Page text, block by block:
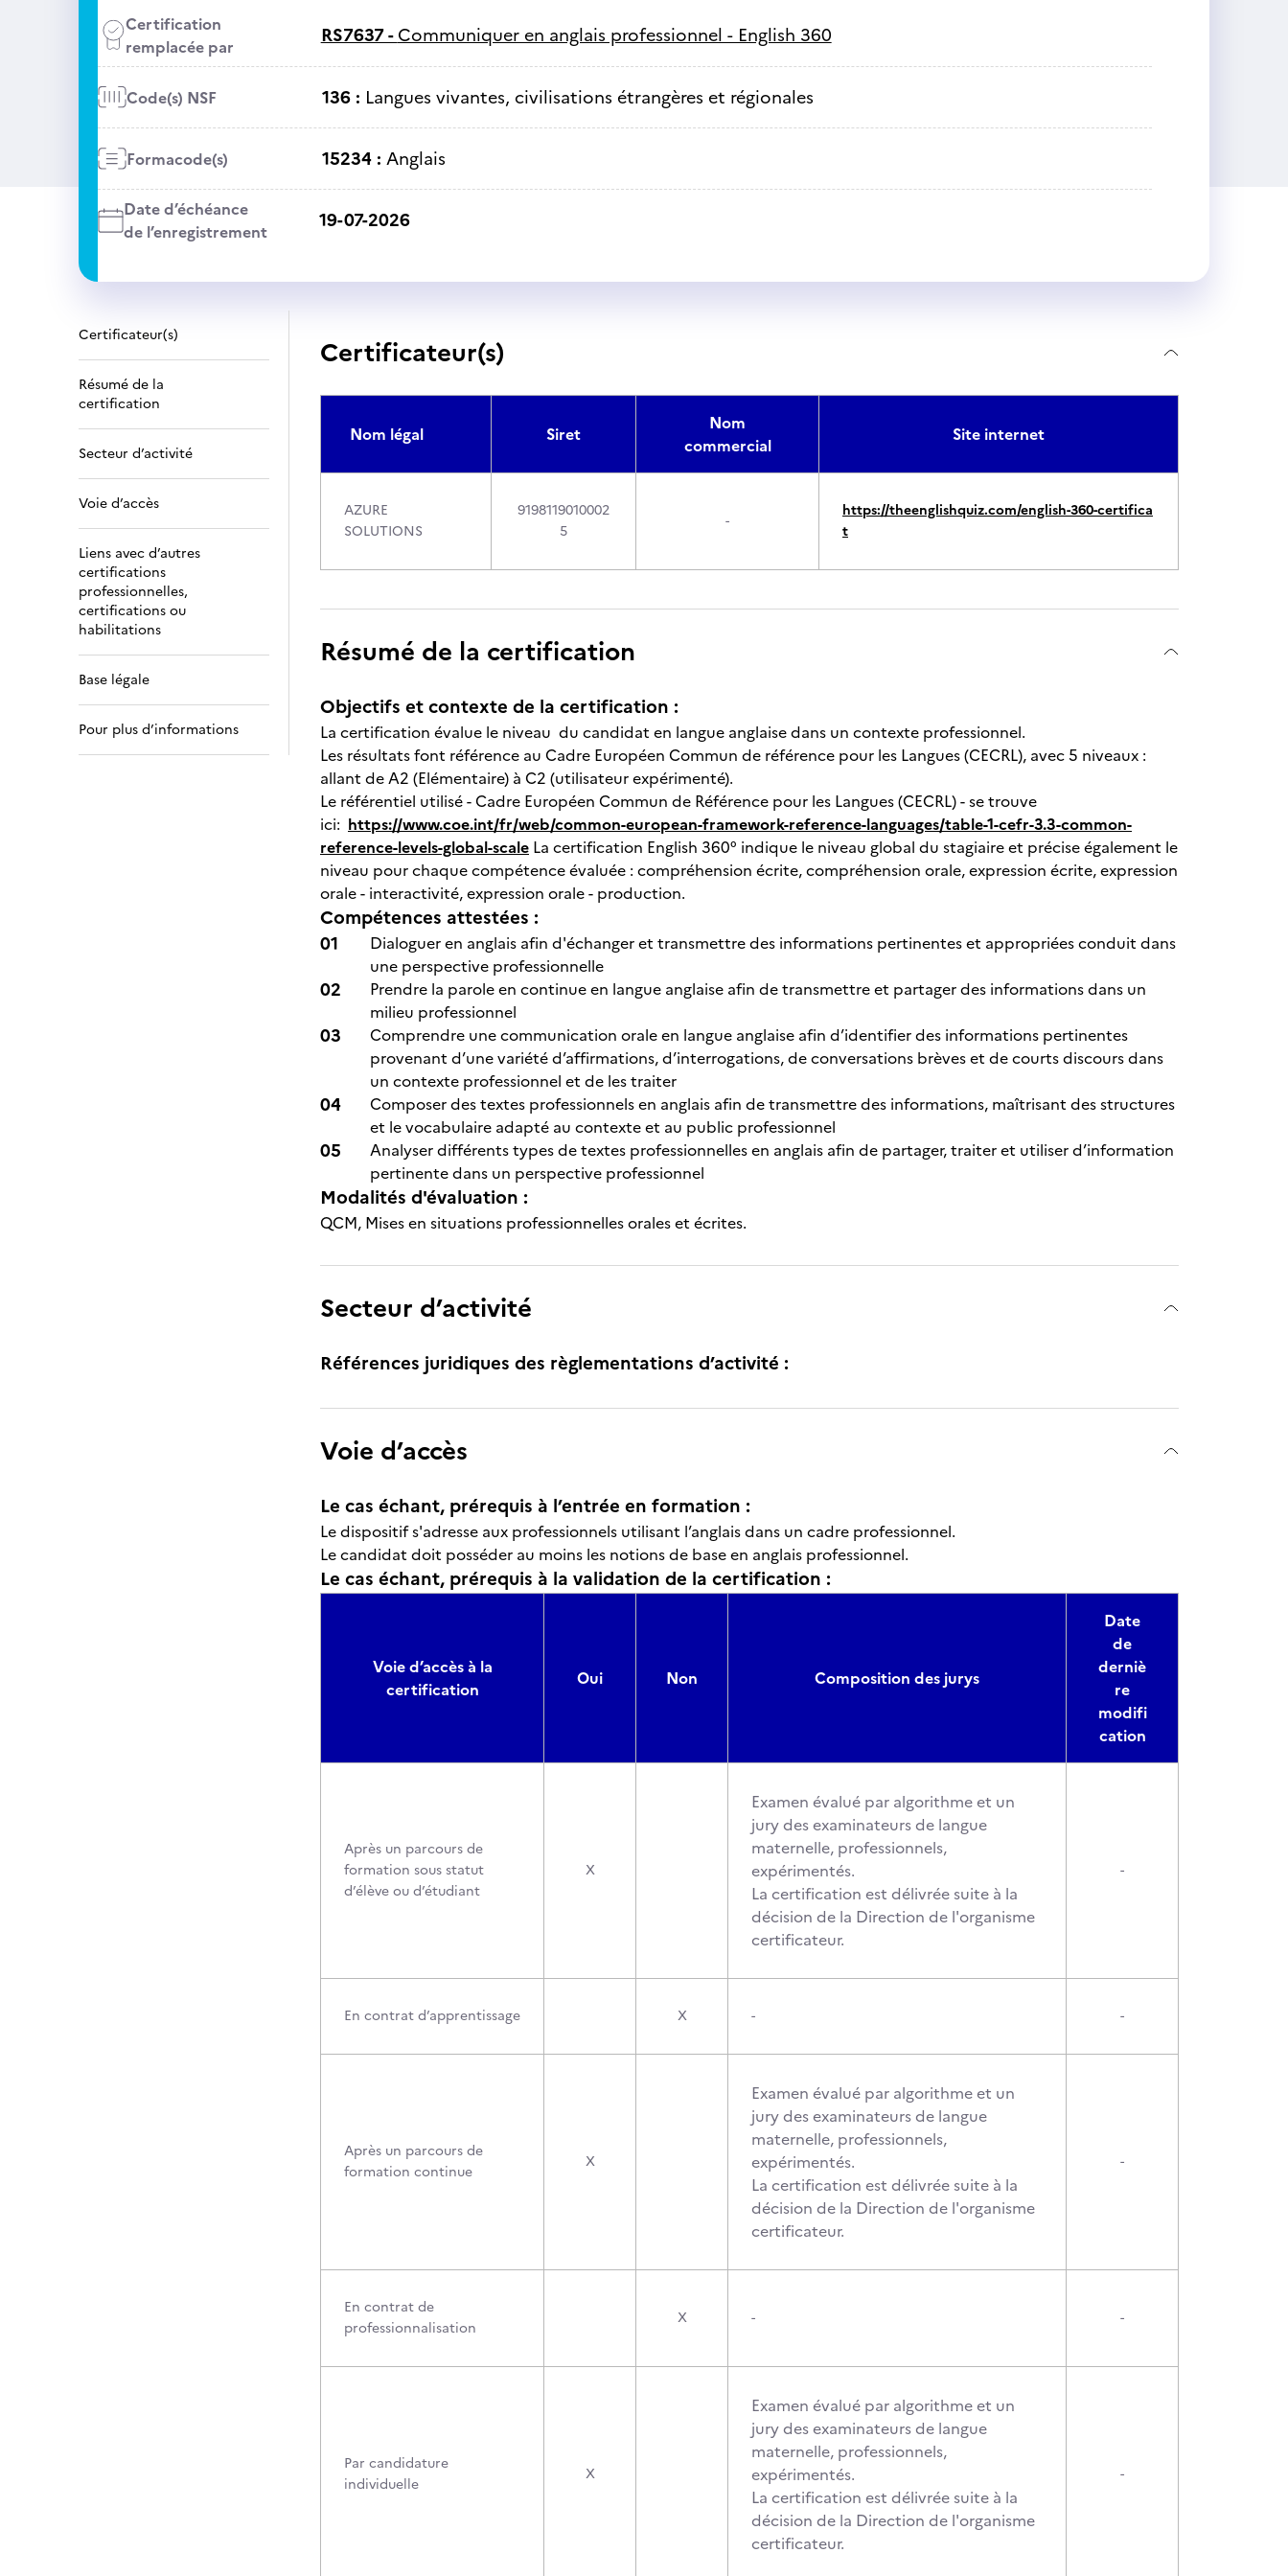
Certification
remplacée par
RS7637 -Communiquer en anglais professionnel - English 360
Code(s) NSF 136 : Langues vivantes, civilisations étrangères et régionales
Formacode(s) 15234 : Anglais
Date d’échéance
de l’enregistrement
19-07-2026
Certificateur(s)
Résumé de la
certification
Secteur d’activité
Voie d’accès
Liens avec d’autres
certifications
professionnelles,
certifications ou
habilitations
Base légale
Pour plus d’informations
Certificateur(s)
Nom légal Siret
Nom
commercial
Site internet
AZURE
SOLUTIONS
9198119010002
5
-
https://theenglishquiz.com/english-360-certifica
t
Résumé de la certification
Objectifs et contexte de la certification :
La certification évalue le niveau du candidat en langue anglaise dans un contexte professionnel.
Les résultats font référence au Cadre Européen Commun de référence pour les Langues (CECRL), avec 5 niveaux :
allant de A2 (Elémentaire) à C2 (utilisateur expérimenté).
Le référentiel utilisé - Cadre Européen Commun de Référence pour les Langues (CECRL) - se trouve
ici: https://www.coe.int/fr/web/common-european-framework-reference-languages/table-1-cefr-3.3-common-
reference-levels-global-scale La certification English 360° indique le niveau global du stagiaire et précise également le
niveau pour chaque compétence évaluée : compréhension écrite, compréhension orale, expression écrite, expression
orale - interactivité, expression orale - production.
Compétences attestées :
Dialoguer en anglais afin d'échanger et transmettre des informations pertinentes et appropriées conduit dans
une perspective professionnelle
Prendre la parole en continue en langue anglaise afin de transmettre et partager des informations dans un
milieu professionnel
Comprendre une communication orale en langue anglaise afin d’identifier des informations pertinentes
provenant d’une variété d’affirmations, d’interrogations, de conversations brèves et de courts discours dans
un contexte professionnel et de les traiter
Composer des textes professionnels en anglais afin de transmettre des informations, maîtrisant des structures
et le vocabulaire adapté au contexte et au public professionnel
Analyser différents types de textes professionnelles en anglais afin de partager, traiter et utiliser d’information
pertinente dans un perspective professionnel
Modalités d'évaluation :
QCM, Mises en situations professionnelles orales et écrites.
Secteur d’activité
Références juridiques des règlementations d’activité :
Voie d’accès
Le cas échant, prérequis à l’entrée en formation :
Le dispositif s'adresse aux professionnels utilisant l’anglais dans un cadre professionnel.
Le candidat doit posséder au moins les notions de base en anglais professionnel.
Le cas échant, prérequis à la validation de la certification :
Voie d’accès à la
certification
Oui Non Composition des jurys
Date
de
derniè
re
modifi
cation
Après un parcours de
formation sous statut
d’élève ou d’étudiant
X
Examen évalué par algorithme et un
jury des examinateurs de langue
maternelle, professionnels,
expérimentés.
La certification est délivrée suite à la
décision de la Direction de l'organisme
certificateur.
-
En contrat d’apprentissage X - -
Après un parcours de
formation continue
X
Examen évalué par algorithme et un
jury des examinateurs de langue
maternelle, professionnels,
expérimentés.
La certification est délivrée suite à la
décision de la Direction de l'organisme
certificateur.
-
En contrat de
professionnalisation
X - -
Par candidature
individuelle
X
Examen évalué par algorithme et un
jury des examinateurs de langue
maternelle, professionnels,
expérimentés.
La certification est délivrée suite à la
décision de la Direction de l'organisme
certificateur.
-